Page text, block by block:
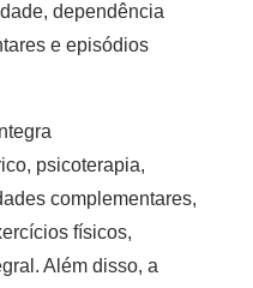
dependência
e episódios
psicoterapia,
complementares,
físicos,
Além disso, a